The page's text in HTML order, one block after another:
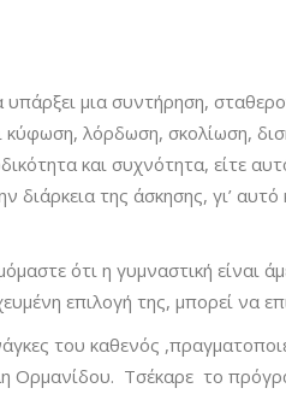
μια συντήρηση,
λόρδωση, σκολίωση,
και συχνότητα, είτε
της άσκησης, γι’ αυτό
ότι η γυμναστική είναι
επιλογή της, μπορεί να
του καθενός
Ορμανίδου. Τσέκαρε το